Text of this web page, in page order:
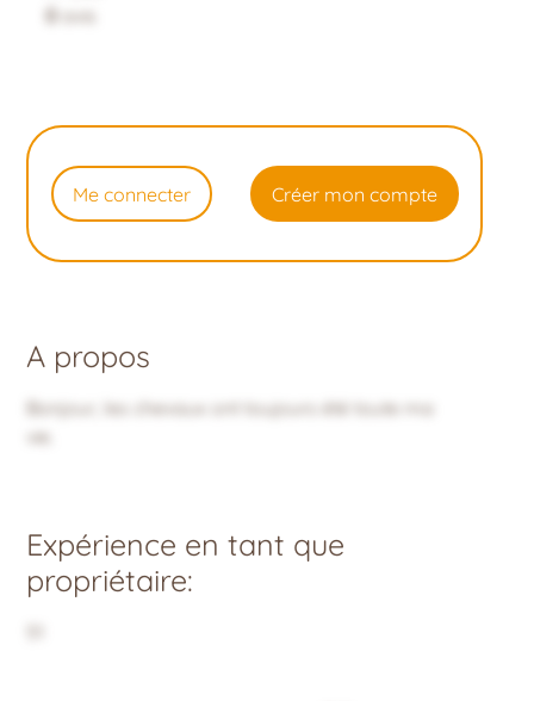
0 avis
Me connecter Créer mon compte
A propos
Bonjour, les chevaux ont toujours été toute ma
vie.
Expérience en tant que
propriétaire: